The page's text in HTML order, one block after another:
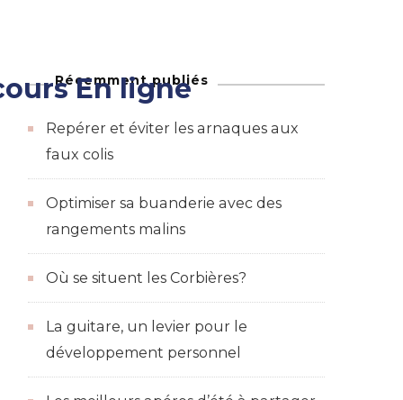
En ligne
Récemment publiés
Repérer et éviter les arnaques aux
faux colis
Optimiser sa buanderie avec des
rangements malins
Où se situent les Corbières?
La guitare, un levier pour le
développement personnel